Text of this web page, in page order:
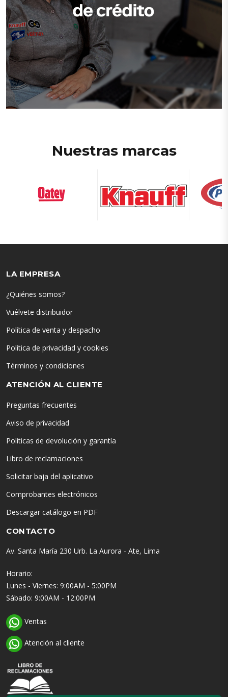
Nuestras marcas
LA EMPRESA
¿Quiénes somos?
Vuélvete distribuidor
Política de venta y despacho
Política de privacidad y cookies
Términos y condiciones
ATENCIÓN AL CLIENTE
Preguntas frecuentes
Aviso de privacidad
Políticas de devolución y garantía
Libro de reclamaciones
Solicitar baja del aplicativo
Comprobantes electrónicos
Descargar catálogo en PDF
CONTACTO
Av. Santa María 230 Urb. La Aurora - Ate, Lima
Horario:
Lunes - Viernes: 9:00AM - 5:00PM
Sábado: 9:00AM - 12:00PM
Ventas
Atención al cliente